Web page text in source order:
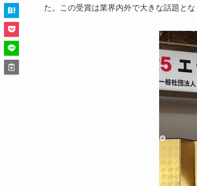
た。この受賞は業界内外で大きな話題とな